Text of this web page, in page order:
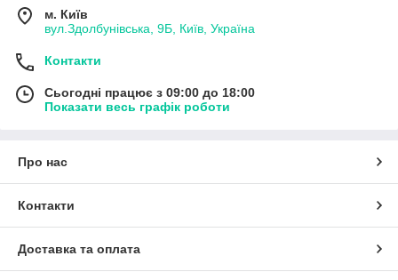
м. Київ
вул.Здолбунівська, 9Б, Київ, Україна
Контакти
Сьогодні працює з 09:00 до 18:00
Показати весь графік роботи
Про нас
Контакти
Доставка та оплата